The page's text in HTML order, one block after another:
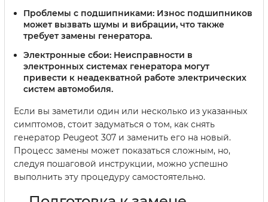
Проблемы с подшипниками: Износ подшипников
может вызвать шумы и вибрации, что также
требует замены генератора.
Электронные сбои: Неисправности в
электронных системах генератора могут
привести к неадекватной работе электрических
систем автомобиля.
Если вы заметили один или несколько из указанных
симптомов, стоит задуматься о том, как снять
генератор Peugeot 307 и заменить его на новый.
Процесс замены может показаться сложным, но,
следуя пошаговой инструкции, можно успешно
выполнить эту процедуру самостоятельно.